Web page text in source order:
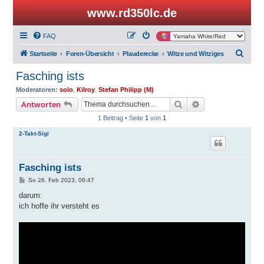
www.rd350lc.de
FAQ
Startseite Foren-Übersicht Plauderecke Witze und Witziges
Fasching ists
Moderatoren: solo, Kilroy, Stefan Philipp (M)
Antworten Suche
1 Beitrag • Seite 1 von 1
2-Takt-Sigi
Fasching ists
B
i
r
g
So 26. Feb 2023, 06:47
darum:
ich hoffe ihr versteht es